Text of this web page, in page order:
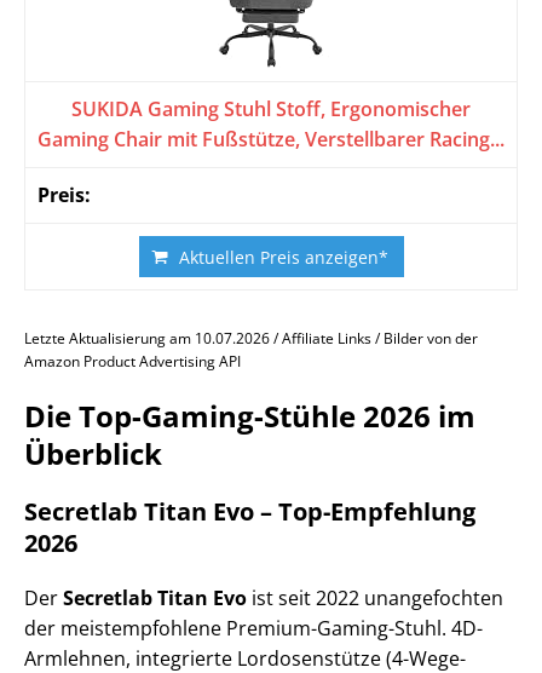
SUKIDA Gaming Stuhl Stoff, Ergonomischer
Gaming Chair mit Fußstütze, Verstellbarer Racing...
Aktuellen Preis anzeigen*
Letzte Aktualisierung am 10.07.2026 / Affiliate Links / Bilder von der
Amazon Product Advertising API
Die Top-Gaming-Stühle 2026 im
Überblick
Secretlab Titan Evo – Top-Empfehlung
2026
DerSecretlab Titan Evo ist seit 2022 unangefochten
der meistempfohlene Premium-Gaming-Stuhl. 4D-
Armlehnen, integrierte Lordosenstütze (4-Wege-